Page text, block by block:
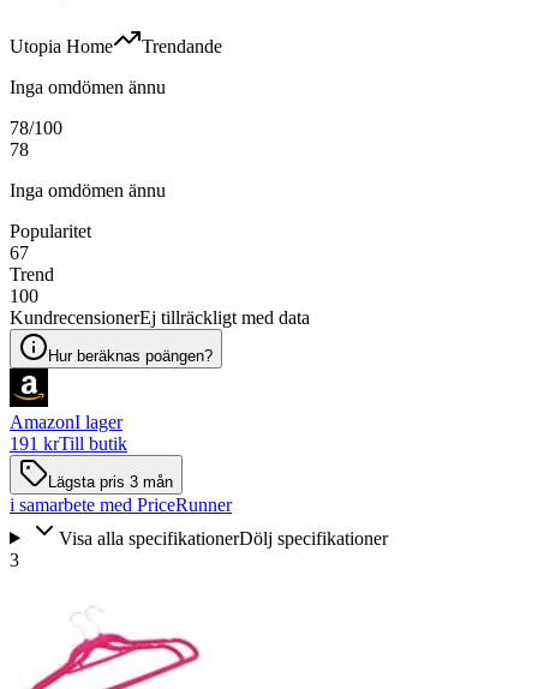
Utopia Home
Trendande
Inga omdömen ännu
78/100
78
Inga omdömen ännu
Popularitet
67
Trend
100
KundrecensionerEj tillräckligt med data
Hur beräknas poängen?
AmazonI lager
191 krTill butik
Lägsta pris 3 mån
i samarbete med PriceRunner
Visa alla specifikationerDölj specifikationer
3